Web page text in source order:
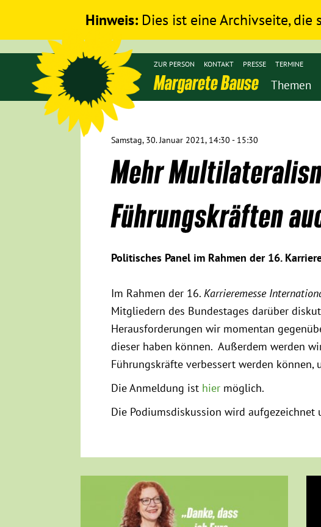
Hinweis: Dies ist eine Archivseite,
Margarete Bause Themen
ZUR PERSON KONTAKT PRESSE TERMINE
Samstag, 30. Januar 2021, 14:30 - 15:30
Mehr
Führungskräften
Politisches Panel im Rahmen der 16.
Im Rahmen der 16. Karrieremesse
Mitgliedern des Bundestages darüber
Herausforderungen wir momentan
dieser haben können. Außerdem werden
Führungskräfte verbessert werden
Die Anmeldung ist hier möglich.
Die Podiumsdiskussion wird